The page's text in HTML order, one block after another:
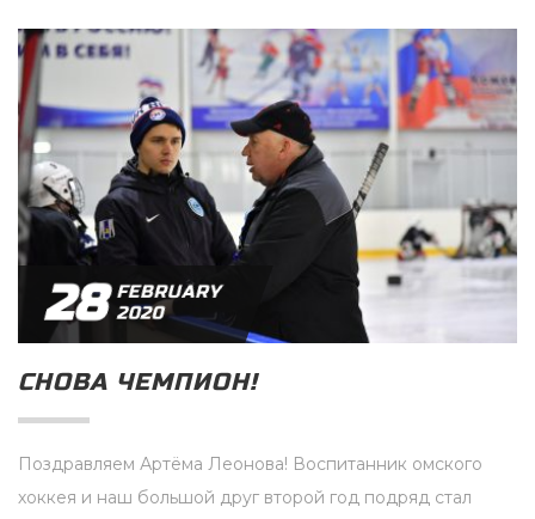
28 FEBRUARY
2020
СНОВА ЧЕМПИОН!
Поздравляем Артёма Леонова! Воспитанник омского
хоккея и наш большой друг второй год подряд стал